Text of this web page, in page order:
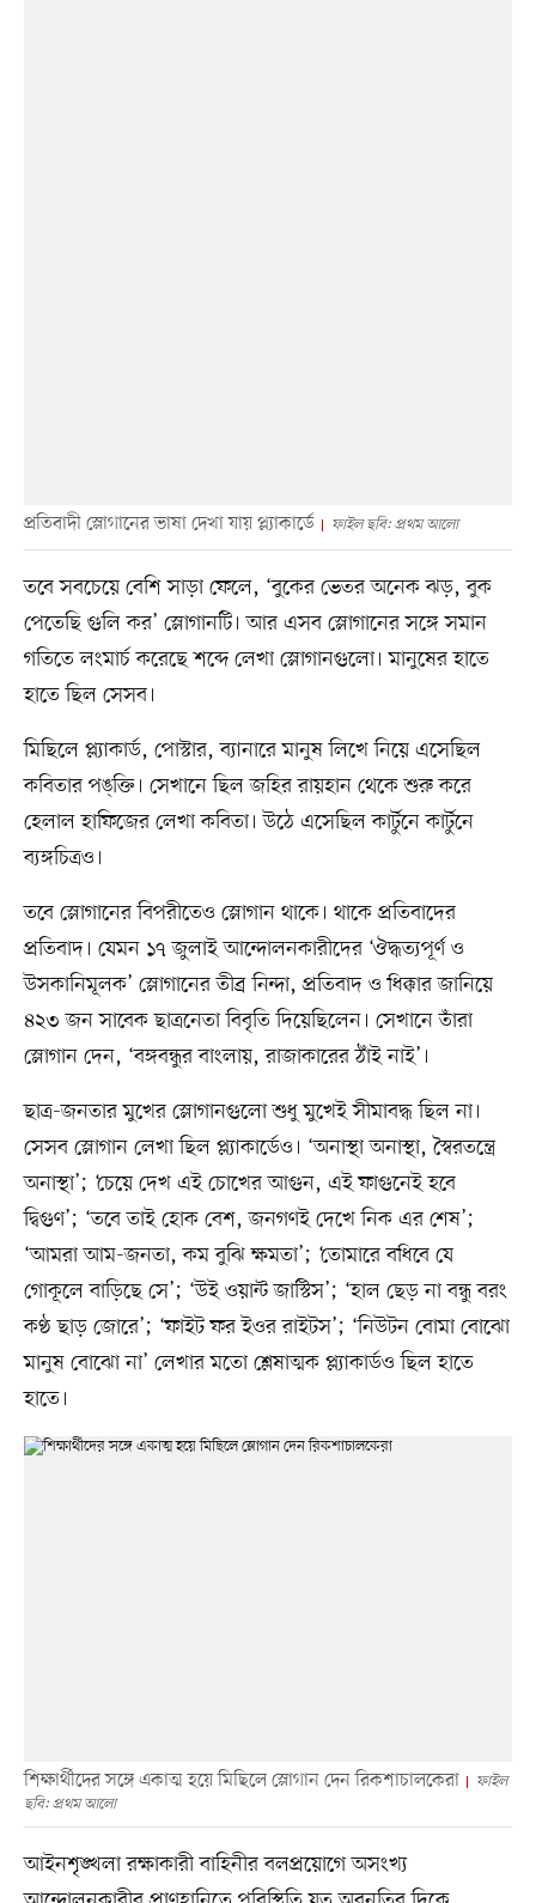
প্রতিবাদী স্লোগানের ভাষা দেখা যায় প্ল্যাকার্ডে ফাইল ছবি: প্রথম আলো
তবে সবচেয়ে বেশি সাড়া ফেলে, ‘বুকের ভেতর অনেক ঝড়, বুক
পেতেছি গুলি কর’ স্লোগানটি। আর এসব স্লোগানের সঙ্গে সমান
গতিতে লংমার্চ করেছে শব্দে লেখা স্লোগানগুলো। মানুষের হাতে
হাতে ছিল সেসব।
মিছিলে প্ল্যাকার্ড, পোস্টার, ব্যানারে মানুষ লিখে নিয়ে এসেছিল
কবিতার পঙ্‌ক্তি। সেখানে ছিল জহির রায়হান থেকে শুরু করে
হেলাল হাফিজের লেখা কবিতা। উঠে এসেছিল কার্টুনে কার্টুনে
ব্যঙ্গচিত্রও।
তবে স্লোগানের বিপরীতেও স্লোগান থাকে। থাকে প্রতিবাদের
প্রতিবাদ। যেমন ১৭ জুলাই আন্দোলনকারীদের ‘ঔদ্ধত্যপূর্ণ ও
উসকানিমূলক’ স্লোগানের তীব্র নিন্দা, প্রতিবাদ ও ধিক্কার জানিয়ে
৪২৩ জন সাবেক ছাত্রনেতা বিবৃতি দিয়েছিলেন। সেখানে তাঁরা
স্লোগান দেন, ‘বঙ্গবন্ধুর বাংলায়, রাজাকারের ঠাঁই নাই’।
ছাত্র-জনতার মুখের স্লোগানগুলো শুধু মুখেই সীমাবদ্ধ ছিল না।
সেসব স্লোগান লেখা ছিল প্ল্যাকার্ডেও। ‘অনাস্থা অনাস্থা, স্বৈরতন্ত্রে
অনাস্থা’; ‘চেয়ে দেখ এই চোখের আগুন, এই ফাগুনেই হবে
দ্বিগুণ’; ‘তবে তাই হোক বেশ, জনগণই দেখে নিক এর শেষ’;
‘আমরা আম-জনতা, কম বুঝি ক্ষমতা’; ‘তোমারে বধিবে যে
গোকূলে বাড়িছে সে’; ‘উই ওয়ান্ট জাস্টিস’; ‘হাল ছেড় না বন্ধু বরং
কণ্ঠ ছাড় জোরে’; ‘ফাইট ফর ইওর রাইটস’; ‘নিউটন বোমা বোঝো
মানুষ বোঝো না’ লেখার মতো শ্লেষাত্মক প্ল্যাকার্ডও ছিল হাতে
হাতে।
শিক্ষার্থীদের সঙ্গে একাত্ম হয়ে মিছিলে স্লোগান দেন রিকশাচালকেরা
ফাইল
ছবি: প্রথম আলো
আইনশৃঙ্খলা রক্ষাকারী বাহিনীর বলপ্রয়োগে অসংখ্য